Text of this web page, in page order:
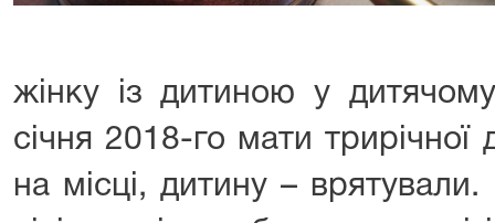
жінку із дитиною у
січня 2018-го мати трирічної
на місці, дитину –